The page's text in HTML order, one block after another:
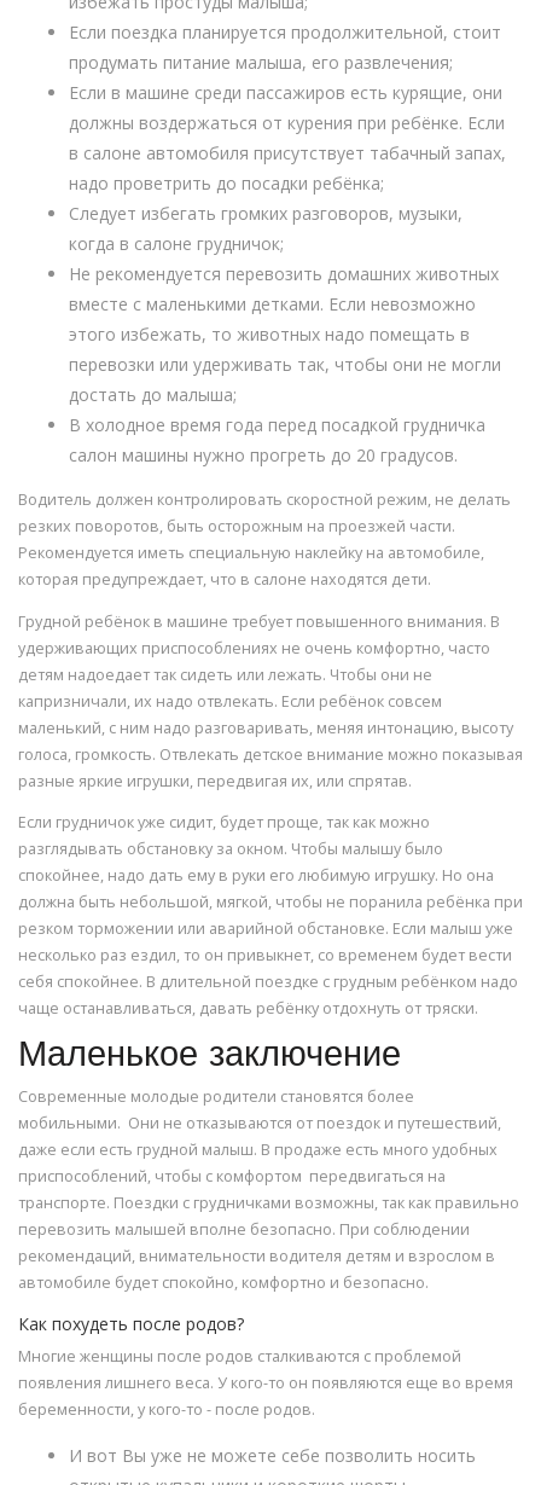
Если поездка планируется продолжительной, стоит
продумать питание малыша, его развлечения;
Если в машине среди пассажиров есть курящие, они
должны воздержаться от курения при ребёнке. Если
в салоне автомобиля присутствует табачный запах,
надо проветрить до посадки ребёнка;
Следует избегать громких разговоров, музыки,
когда в салоне грудничок;
Не рекомендуется перевозить домашних животных
вместе с маленькими детками. Если невозможно
этого избежать, то животных надо помещать в
перевозки или удерживать так, чтобы они не могли
достать до малыша;
В холодное время года перед посадкой грудничка
салон машины нужно прогреть до 20 градусов.
Водитель должен контролировать скоростной режим, не делать
резких поворотов, быть осторожным на проезжей части.
Рекомендуется иметь специальную наклейку на автомобиле,
которая предупреждает, что в салоне находятся дети.
Грудной ребёнок в машине требует повышенного внимания. В
удерживающих приспособлениях не очень комфортно, часто
детям надоедает так сидеть или лежать. Чтобы они не
капризничали, их надо отвлекать. Если ребёнок совсем
маленький, с ним надо разговаривать, меняя интонацию, высоту
голоса, громкость. Отвлекать детское внимание можно показывая
разные яркие игрушки, передвигая их, или спрятав.
Если грудничок уже сидит, будет проще, так как можно
разглядывать обстановку за окном. Чтобы малышу было
спокойнее, надо дать ему в руки его любимую игрушку. Но она
должна быть небольшой, мягкой, чтобы не поранила ребёнка при
резком торможении или аварийной обстановке. Если малыш уже
несколько раз ездил, то он привыкнет, со временем будет вести
себя спокойнее. В длительной поездке с грудным ребёнком надо
чаще останавливаться, давать ребёнку отдохнуть от тряски.
Маленькое заключение
Современные молодые родители становятся более
мобильными. Они не отказываются от поездок и путешествий,
даже если есть грудной малыш. В продаже есть много удобных
приспособлений, чтобы с комфортом передвигаться на
транспорте. Поездки с грудничками возможны, так как правильно
перевозить малышей вполне безопасно. При соблюдении
рекомендаций, внимательности водителя детям и взрослом в
автомобиле будет спокойно, комфортно и безопасно.
Как похудеть после родов?
Многие женщины после родов сталкиваются с проблемой
появления лишнего веса. У кого-то он появляются еще во время
беременности, у кого-то - после родов.
И вот Вы уже не можете себе позволить носить